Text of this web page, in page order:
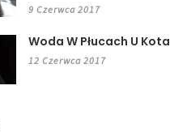
9 Czerwca 2017
Woda W Płucach U Kota
12 Czerwca 2017